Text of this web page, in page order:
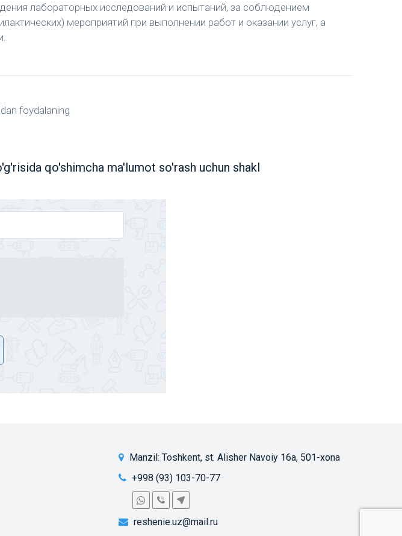
лабораторных исследований и испытаний, за соблюдением
мероприятий при выполнении работ и оказании услуг, а
foydalaning
qo'shimcha ma'lumot so'rash uchun shakl
Manzil: Toshkent, st. Alisher Navoiy 16a, 501-xona
+998 (93) 103-70-77
reshenie.uz@mail.ru